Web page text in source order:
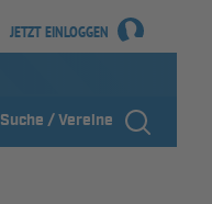
JETZT EINLOGGEN
Suche / Vereine